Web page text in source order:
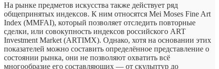
На рынке предметов искусства также действует ряд
общепринятых индексов. К ним относятся Mei Moses Fine Art
Index (MMFAI), который позволяет отследить повторные
сделки, или совокупность индексов российского ART
Investment Market (ARTIMX). Однако, хотя на основании этих
показателей можно составить определённое представление о
состоянии рынка, они не позволяют охватить всё
многообразие его составляющих — от скульптур до